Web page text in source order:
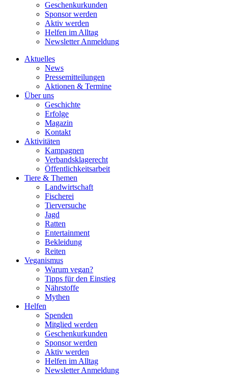
Geschenkurkunden
Sponsor werden
Aktiv werden
Helfen im Alltag
Newsletter Anmeldung
Aktuelles
News
Pressemitteilungen
Aktionen & Termine
Über uns
Geschichte
Erfolge
Magazin
Kontakt
Aktivitäten
Kampagnen
Verbandsklagerecht
Öffentlichkeitsarbeit
Tiere & Themen
Landwirtschaft
Fischerei
Tierversuche
Jagd
Ratten
Entertainment
Bekleidung
Reiten
Veganismus
Warum vegan?
Tipps für den Einstieg
Nährstoffe
Mythen
Helfen
Spenden
Mitglied werden
Geschenkurkunden
Sponsor werden
Aktiv werden
Helfen im Alltag
Newsletter Anmeldung